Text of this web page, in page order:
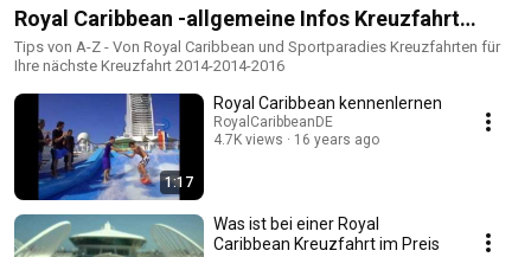
Royal Caribbean -allgemeine Infos Kreuzfahrt
2014-2016
Tips von A-Z - Von Royal Caribbean und Sportparadies Kreuzfahrten für
Ihre nächste Kreuzfahrt 2014-2014-2016
1:17
Royal Caribbean kennenlernen
RoyalCaribbeanDE
4.7K views
16 years ago
Was ist bei einer Royal
Caribbean Kreuzfahrt im Preis